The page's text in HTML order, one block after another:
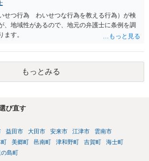
せつ行為 わいせつな行為を教える行為）が検
、地域性があるので、地元の弁護士に条例を調
ます。
もっとみる
び直す
益田市 大田市 安来市 江津市
雲南市
町 美郷町 邑南町 津和野町 吉賀町
海士町
の島町